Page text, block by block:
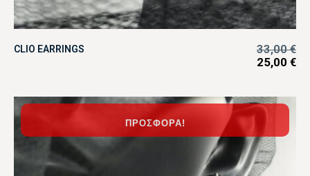
CLIO EARRINGS 33,00€
25,00 €
ΠΡΟΣΦΟΡΆ!